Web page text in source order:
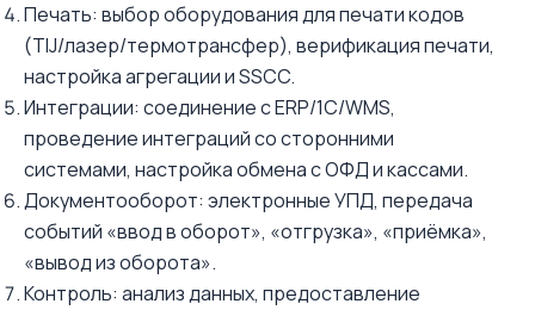
Печать: выбор оборудования для печати кодов
(TIJ/лазер/термотрансфер), верификация печати,
настройка агрегации и SSCC.
Интеграции: соединение с ERP/1С/WMS,
проведение интеграций со сторонними
системами, настройка обмена с ОФД и кассами.
Документооборот: электронные УПД, передача
событий «ввод в оборот», «отгрузка», «приёмка»,
«вывод из оборота».
Контроль: анализ данных, предоставление